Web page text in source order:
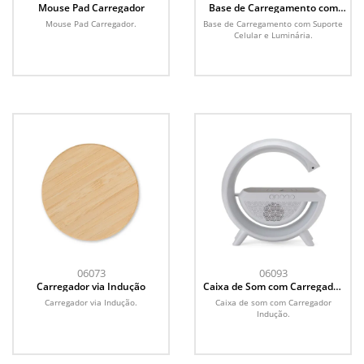
Mouse Pad Carregador
Mouse Pad Carregador.
Base de Carregamento com
Suporte Celular e Luminária
Base de Carregamento com Suporte
Celular e Luminária.
06073
Carregador via Indução
Carregador via Indução.
06093
Caixa de Som com Carregador
Indução
Caixa de som com Carregador
Indução.